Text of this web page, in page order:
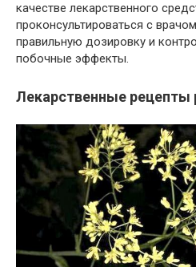
качестве лекарственного
проконсультироваться с
правильную дозировку и
побочные эффекты.
Лекарственные рецепты